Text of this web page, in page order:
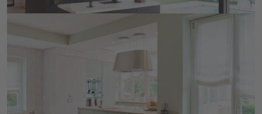
Grosszügigkeit und Helligkeit.
Küche mit Aussicht
In einem Haus von 1905 rückt ein Anbau die neue
lindengrüne Küche und den in den Garten greifenden
Essbereich ins Zentrum des reizend gestalteten
Zuhauses, das ganz im Sinne des feinfühligen
Einrichtungsstil der Bauherrin gehalten ist.
DETAILS ANSEHEN